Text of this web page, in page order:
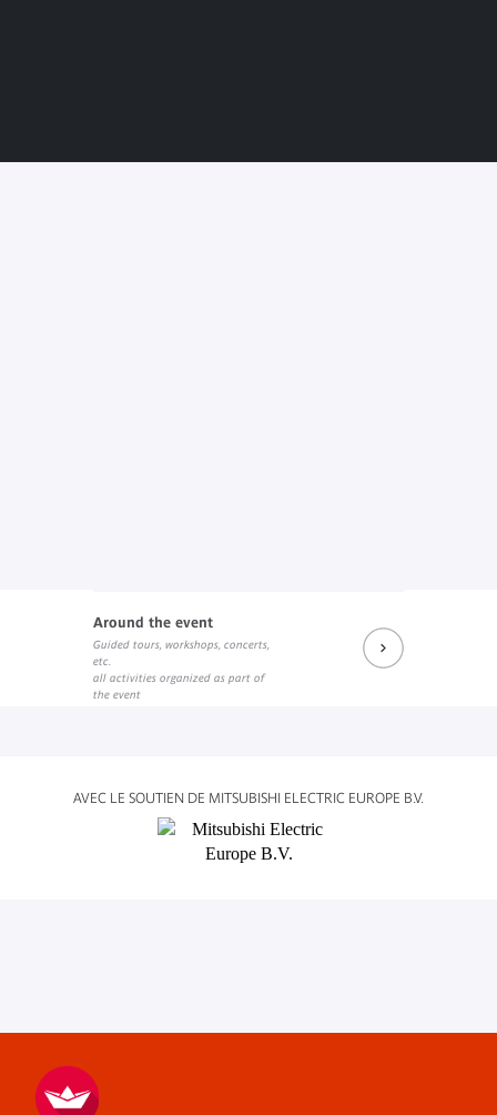
Around the event
Guided tours, workshops, concerts,
etc.
all activities organized as part of
the event
AVEC LE SOUTIEN DE MITSUBISHI ELECTRIC EUROPE B.V.